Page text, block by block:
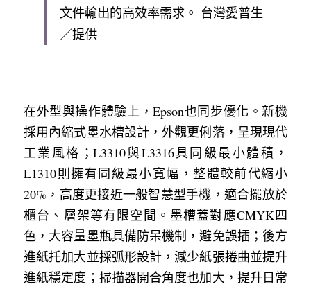
文件輸出的高效率需求。 台灣愛普生
／提供
在外型與操作體驗上，Epson也同步優化。新機
採用內縮式墨水槽設計，外觀更俐落，呈現現代
工業風格；L3310與L3316具同級最小體積，
L1310則擁有同級最小寬幅，整體較前代縮小
20%，高度更接近一般智慧型手機，適合擺放於
櫃台、層架等有限空間。墨槽蓋對應CMYK四
色，大容量墨瓶具備防呆機制，避免誤插；後方
進紙托加大並採弧形設計，減少紙張捲曲並提升
進紙穩定度；掃描器開合角度也加大，提升日常